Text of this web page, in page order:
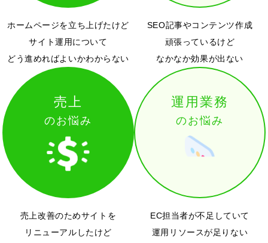
ホームページを立ち上げたけど
サイト運用について
どう進めればよいかわからない
SEO記事やコンテンツ作成
頑張っているけど
なかなか効果が出ない
売上
のお悩み
売上改善のためサイトを
リニューアルしたけど
運用業務
のお悩み
EC担当者が不足していて
運用リソースが足りない